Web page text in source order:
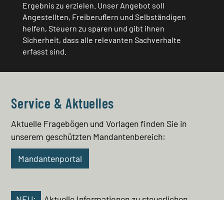
Ergebnis zu erzielen. Unser Angebot soll
Angestellten, Freiberuﬂern und Selbständigen
helfen, Steuern zu sparen und gibt ihnen
Sicherheit, dass alle relevanten Sachverhalte
erfasst sind.
Service & Aktuelles
Aktuelle Fragebögen und Vorlagen finden Sie in
unserem geschützten Mandantenbereich:
Mandantenportal